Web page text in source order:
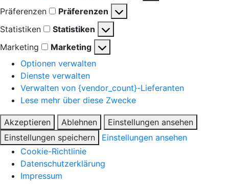
Präferenzen
Präferenzen
Statistiken
Statistiken
Marketing
Marketing
Optionen verwalten
Dienste verwalten
Verwalten von {vendor_count}-Lieferanten
Lese mehr über diese Zwecke
Akzeptieren Ablehnen
Einstellungen ansehen
Einstellungen speichern
Einstellungen ansehen
Cookie-Richtlinie
Datenschutzerklärung
Impressum